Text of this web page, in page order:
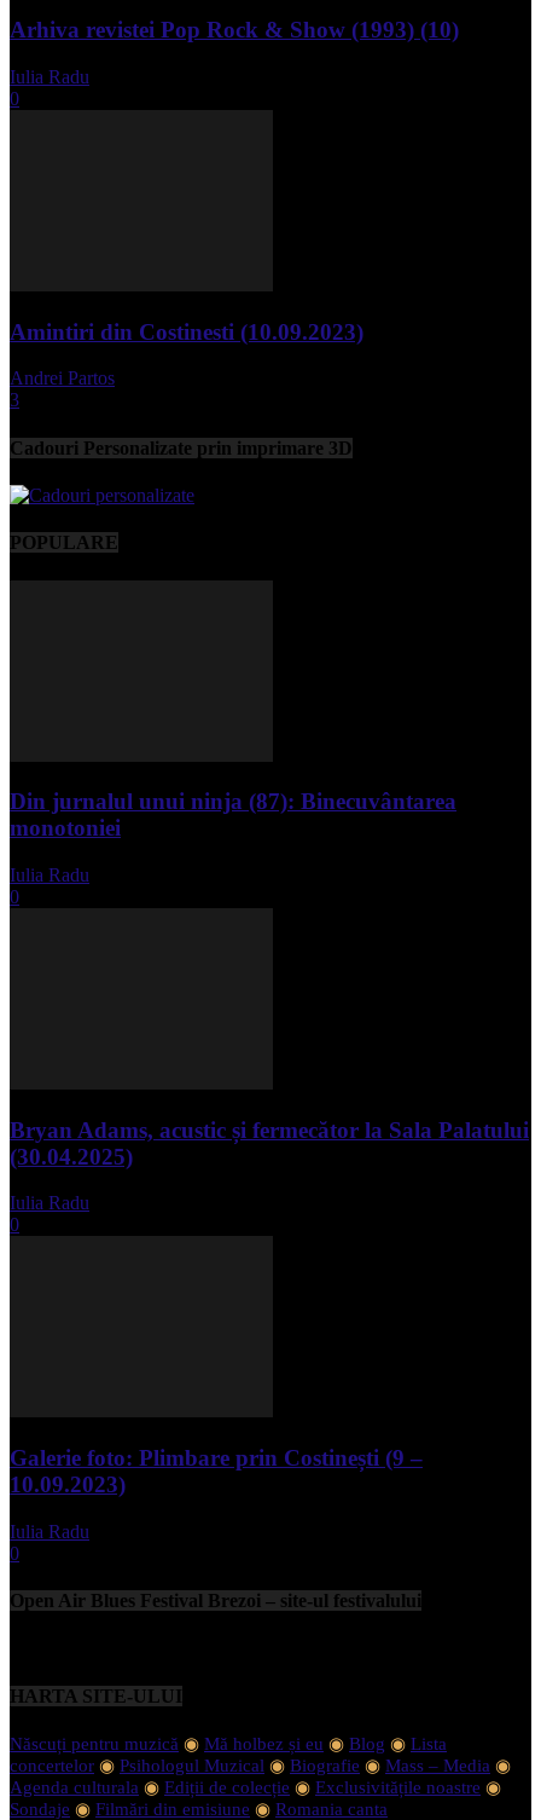
Arhiva revistei Pop Rock & Show (1993) (10)
Iulia Radu
0
Amintiri din Costinesti (10.09.2023)
Andrei Partos
3
Cadouri Personalizate prin imprimare 3D
POPULARE
Din jurnalul unui ninja (87): Binecuvântarea
monotoniei
Iulia Radu
0
Bryan Adams, acustic și fermecător la Sala Palatului
(30.04.2025)
Iulia Radu
0
Galerie foto: Plimbare prin Costinești (9 –
10.09.2023)
Iulia Radu
0
Open Air Blues Festival Brezoi – site-ul festivalului
HARTA SITE-ULUI
Născuți pentru muzică ◉ Mă holbez și eu ◉ Blog ◉ Lista
concertelor ◉ Psihologul Muzical ◉ Biografie ◉ Mass – Media ◉
Agenda culturala ◉ Ediții de colecție ◉ Exclusivitățile noastre ◉
Sondaje ◉ Filmări din emisiune ◉ Romania canta